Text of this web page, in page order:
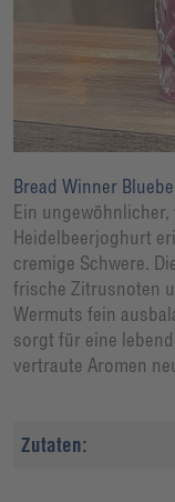
Bread Winner
Ein
Heidelbeerjoghurt
cremige Schwere.
frische Zitrusnoten
Wermuts fein
sorgt für eine
vertraute Aromen
Zutaten: